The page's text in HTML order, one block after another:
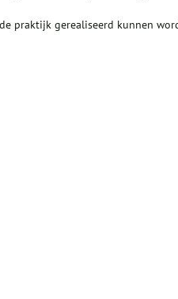
praktijk gerealiseerd kunnen